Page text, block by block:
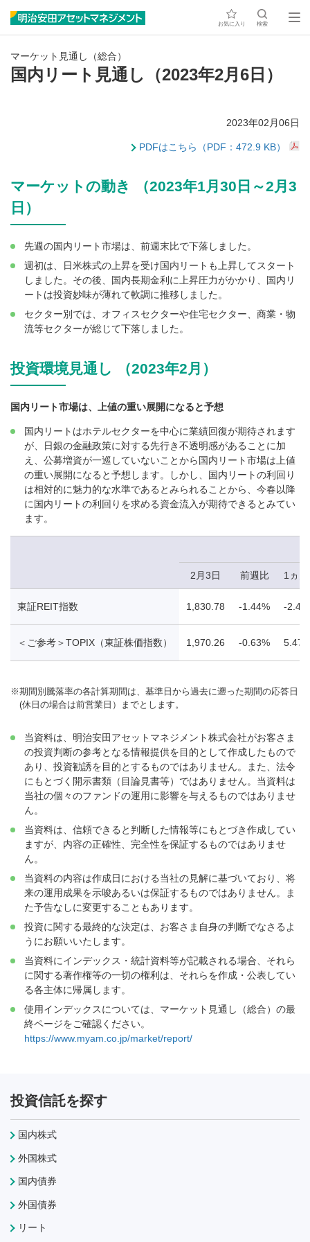
お気に入り 検索
マーケット見通し（総合）
国内リート見通し（2023年2月6日）
2023年02月06日
PDFはこちら（PDF：472.9 KB）
マーケットの動き （2023年1月30日～2月3
日）
先週の国内リート市場は、前週末比で下落しました。
週初は、日米株式の上昇を受け国内リートも上昇してスタート
しました。その後、国内長期金利に上昇圧力がかかり、国内リ
ートは投資妙味が薄れて軟調に推移しました。
セクター別では、オフィスセクターや住宅セクター、商業・物
流等セクターが総じて下落しました。
投資環境見通し （2023年2月）
国内リート市場は、上値の重い展開になると予想
国内リートはホテルセクターを中心に業績回復が期待されます
が、日銀の金融政策に対する先行き不透明感があることに加
え、公募増資が一巡していないことから国内リート市場は上値
の重い展開になると予想します。しかし、国内リートの利回り
は相対的に魅力的な水準であるとみられることから、今春以降
に国内リートの利回りを求める資金流入が期待できるとみてい
ます。
2月3日 前週比 1ヵ
東証REIT指数 1,830.78 -1.44% -
＜ご参考＞TOPIX（東証株価指数） 1,970.26 -0.63%
※期間別騰落率の各計算期間は、基準日から過去に遡った期間の応答日
(休日の場合は前営業日）までとします。
当資料は、明治安田アセットマネジメント株式会社がお客さま
の投資判断の参考となる情報提供を目的として作成したもので
あり、投資勧誘を目的とするものではありません。また、法令
にもとづく開示書類（目論見書等）ではありません。当資料は
当社の個々のファンドの運用に影響を与えるものではありませ
ん。
当資料は、信頼できると判断した情報等にもとづき作成してい
ますが、内容の正確性、完全性を保証するものではありませ
ん。
当資料の内容は作成日における当社の見解に基づいており、将
来の運用成果を示唆あるいは保証するものではありません。ま
た予告なしに変更することもあります。
投資に関する最終的な決定は、お客さま自身の判断でなさるよ
うにお願いいたします。
当資料にインデックス・統計資料等が記載される場合、それら
に関する著作権等の一切の権利は、それらを作成・公表してい
る各主体に帰属します。
使用インデックスについては、マーケット見通し（総合）の最
終ページをご確認ください。
https://www.myam.co.jp/market/report/
投資信託を探す
国内株式
外国株式
国内債券
外国債券
リート